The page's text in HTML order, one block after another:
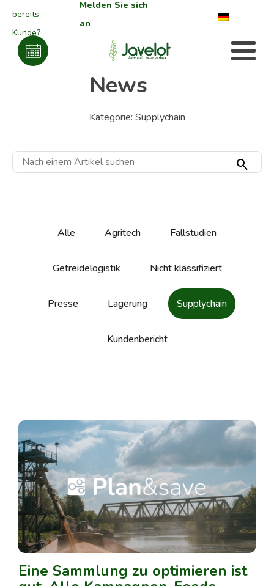
bereits
Kunde?
Melden Sie sich
an
News
Kategorie: Supplychain
search
Alle Agritech Fallstudien
Getreidelogistik Nicht klassifiziert
Presse Lagerung Supplychain
Kundenbericht
Eine Sammlung zu optimieren ist